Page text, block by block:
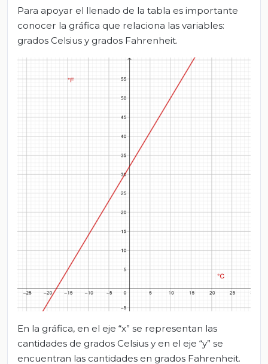
Para apoyar el llenado de la tabla es importante
conocer la gráfica que relaciona las variables:
grados Celsius y grados Fahrenheit.
En la gráfica, en el eje “x” se representan las
cantidades de grados Celsius y en el eje “y” se
encuentran las cantidades en grados Fahrenheit.